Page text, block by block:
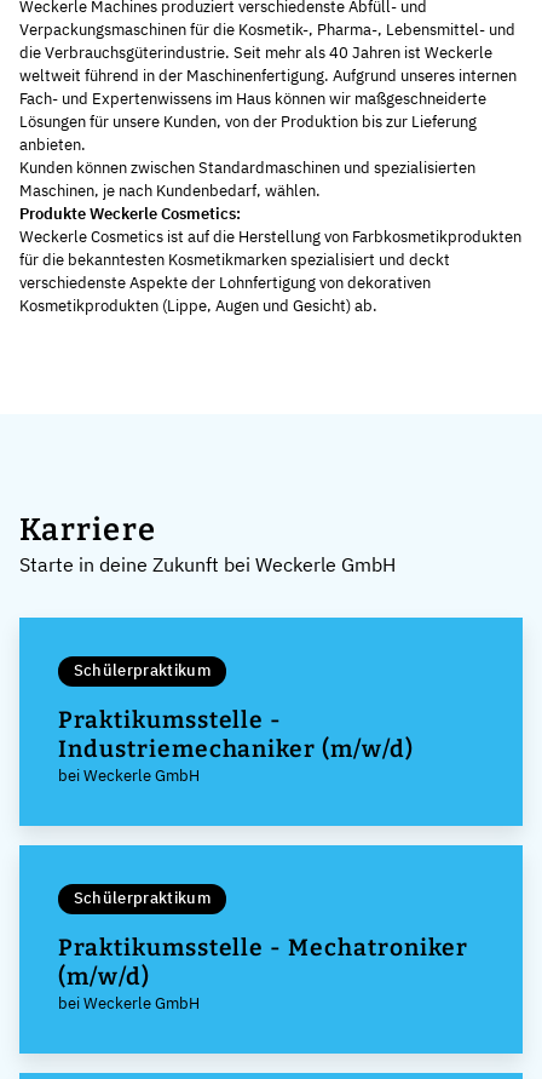
Weckerle Machines produziert verschiedenste Abfüll- und
Verpackungsmaschinen für die Kosmetik-, Pharma-, Lebensmittel- und
die Verbrauchsgüterindustrie. Seit mehr als 40 Jahren ist Weckerle
weltweit führend in der Maschinenfertigung. Aufgrund unseres internen
Fach- und Expertenwissens im Haus können wir maßgeschneiderte
Lösungen für unsere Kunden, von der Produktion bis zur Lieferung
anbieten.
Kunden können zwischen Standardmaschinen und spezialisierten
Maschinen, je nach Kundenbedarf, wählen.
Produkte Weckerle Cosmetics:
Weckerle Cosmetics ist auf die Herstellung von Farbkosmetikprodukten
für die bekanntesten Kosmetikmarken spezialisiert und deckt
verschiedenste Aspekte der Lohnfertigung von dekorativen
Kosmetikprodukten (Lippe, Augen und Gesicht) ab.
Karriere
Starte in deine Zukunft bei Weckerle GmbH
Schülerpraktikum
Praktikumsstelle -
Industriemechaniker (m/w/d)
bei Weckerle GmbH
Schülerpraktikum
Praktikumsstelle - Mechatroniker
(m/w/d)
bei Weckerle GmbH